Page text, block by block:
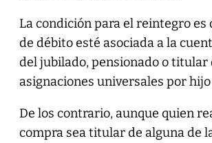
La condición para el reintegro es
de débito esté asociada a la
del jubilado, pensionado o titular
asignaciones universales por hijo
De los contrario, aunque quien
compra sea titular de alguna de